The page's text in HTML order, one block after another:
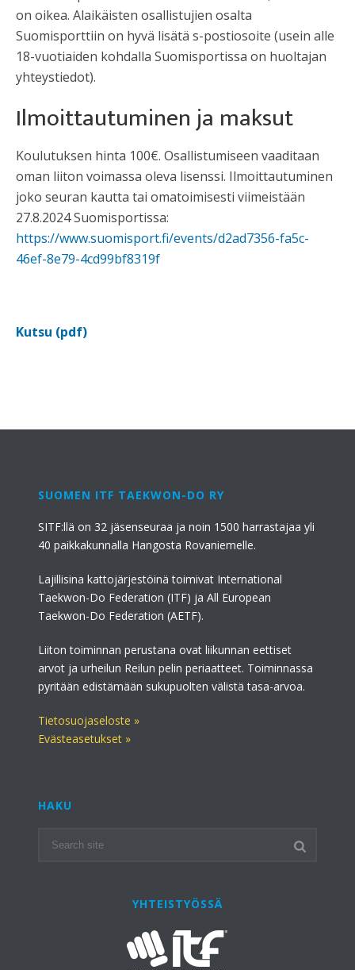
on oikea. Alaikäisten osallistujien osalta
Suomisporttiin on hyvä lisätä s-postiosoite (usein alle
18-vuotiaiden kohdalla Suomisportissa on huoltajan
yhteystiedot).
Ilmoittautuminen ja maksut
Koulutuksen hinta 100€. Osallistumiseen vaaditaan
oman liiton voimassa oleva lisenssi. Ilmoittautuminen
joko seuran kautta tai omatoimisesti viimeistään
27.8.2024 Suomisportissa:
https://www.suomisport.fi/events/d2ad7356-fa5c-
46ef-8e79-4cd99bf8319f
Kutsu (pdf)
SUOMEN ITF TAEKWON-DO RY
SITF:llä on 32 jäsenseuraa ja noin 1500 harrastajaa yli
40 paikkakunnalla Hangosta Rovaniemelle.
Lajillisina kattojärjestöinä toimivat International
Taekwon-Do Federation (ITF) ja All European
Taekwon-Do Federation (AETF).
Liiton toiminnan perustana ovat liikunnan eettiset
arvot ja urheilun Reilun pelin periaatteet. Toiminnassa
pyritään edistämään sukupuolten välistä tasa-arvoa.
Tietosuojaseloste »
Evästeasetukset »
HAKU
YHTEISTYÖSSÄ